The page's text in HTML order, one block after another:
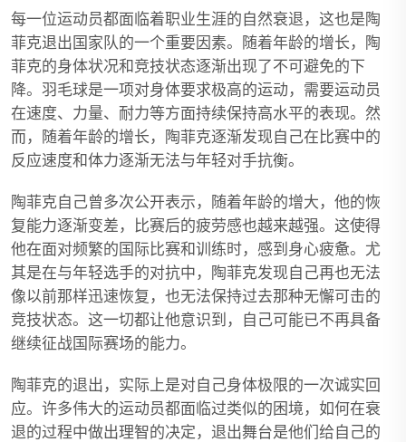
每一位运动员都面临着职业生涯的自然衰退，这也是陶
菲克退出国家队的一个重要因素。随着年龄的增长，陶
菲克的身体状况和竞技状态逐渐出现了不可避免的下
降。羽毛球是一项对身体要求极高的运动，需要运动员
在速度、力量、耐力等方面持续保持高水平的表现。然
而，随着年龄的增长，陶菲克逐渐发现自己在比赛中的
反应速度和体力逐渐无法与年轻对手抗衡。
陶菲克自己曾多次公开表示，随着年龄的增大，他的恢
复能力逐渐变差，比赛后的疲劳感也越来越强。这使得
他在面对频繁的国际比赛和训练时，感到身心疲惫。尤
其是在与年轻选手的对抗中，陶菲克发现自己再也无法
像以前那样迅速恢复，也无法保持过去那种无懈可击的
竞技状态。这一切都让他意识到，自己可能已不再具备
继续征战国际赛场的能力。
陶菲克的退出，实际上是对自己身体极限的一次诚实回
应。许多伟大的运动员都面临过类似的困境，如何在衰
退的过程中做出理智的决定，退出舞台是他们给自己的